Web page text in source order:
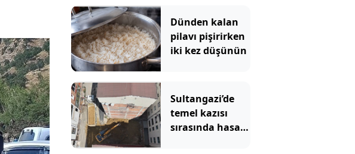
karşılaştığı 5
ilişki sorunu
Dünden kalan
pilavı pişirirken
iki kez düşünün
Sultangazi’de
temel kazısı
sırasında hasar